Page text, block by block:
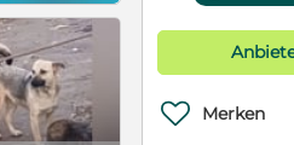
 Merken